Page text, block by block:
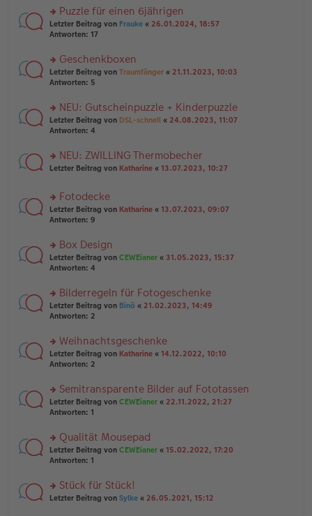
tr
a
g
e
n
er
tr
a
g
n
g
el
e
n
er
tr
a
g
rs
te
n
g
el
e
n
er
tr
a
Puzzle für einen 6jährigen
Letzter Beitrag von Frauke « 26.01.2024, 18:57
Antworten: 17
rs
te
n
g
el
e
n
ei
tr
a
Geschenkboxen
Letzter Beitrag von Traumfänger « 21.11.2023, 10:03
Antworten: 5
rs
te
n
g
es
e
n
er
ei
tr
a
NEU: Gutscheinpuzzle + Kinderpuzzle
Letzter Beitrag von DSL-schnell « 24.08.2023, 11:07
Antworten: 4
rs
u
n
g
es
e
n
er
ei
tr
a
NEU: ZWILLING Thermobecher
Letzter Beitrag von Katharine « 13.07.2023, 10:27
rs
te
n
g
el
e
n
er
tr
a
g
Fotodecke
Letzter Beitrag von Katharine « 13.07.2023, 09:07
Antworten: 9
rs
te
n
g
el
e
n
er
tr
a
g
Box Design
Letzter Beitrag von CEWEianer « 31.05.2023, 15:37
Antworten: 4
rs
te
n
g
el
e
n
er
tr
a
g
Bilderregeln für Fotogeschenke
Letzter Beitrag von Binö « 21.02.2023, 14:49
Antworten: 2
rs
te
n
g
el
e
n
er
tr
a
Weihnachtsgeschenke
Letzter Beitrag von Katharine « 14.12.2022, 10:10
Antworten: 2
rs
te
n
g
el
e
n
Semitransparente Bilder auf Fototassen
Letzter Beitrag von CEWEianer « 22.11.2022, 21:27
Antworten: 1
rs
te
n
g
Qualität Mousepad
Letzter Beitrag von CEWEianer « 15.02.2022, 17:20
Antworten: 1
rs
Stück für Stück!
Letzter Beitrag von Sylke « 26.05.2021, 15:12